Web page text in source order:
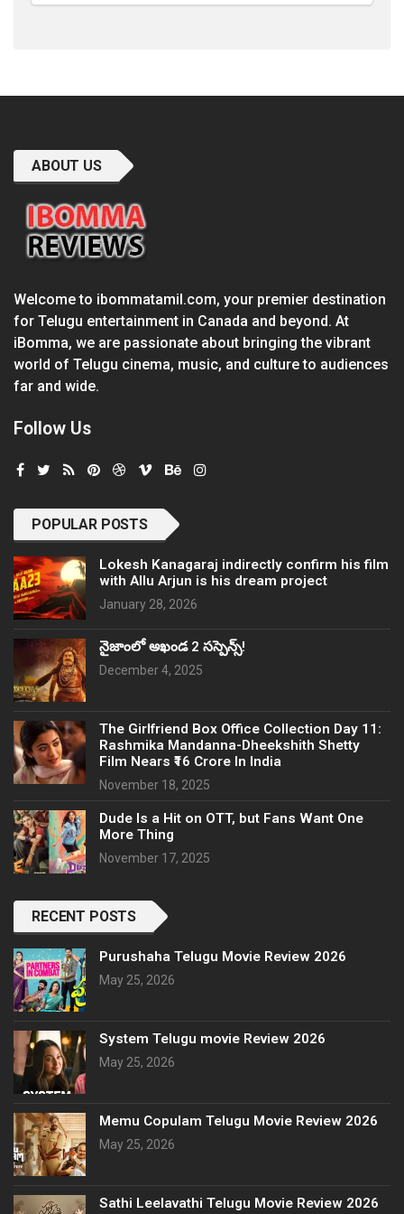
ABOUT US
Welcome to ibommatamil.com, your premier destination
for Telugu entertainment in Canada and beyond. At
iBomma, we are passionate about bringing the vibrant
world of Telugu cinema, music, and culture to audiences
far and wide.
Follow Us
POPULAR POSTS
Lokesh Kanagaraj indirectly confirm his film
with Allu Arjun is his dream project
January 28, 2026
నైజాంలో అఖండ 2 సస్పెన్స్!
December 4, 2025
The Girlfriend Box Office Collection Day 11:
Rashmika Mandanna-Dheekshith Shetty
Film Nears ₹16 Crore In India
November 18, 2025
Dude Is a Hit on OTT, but Fans Want One
More Thing
November 17, 2025
RECENT POSTS
Purushaha Telugu Movie Review 2026
May 25, 2026
System Telugu movie Review 2026
May 25, 2026
Memu Copulam Telugu Movie Review 2026
May 25, 2026
Sathi Leelavathi Telugu Movie Review 2026